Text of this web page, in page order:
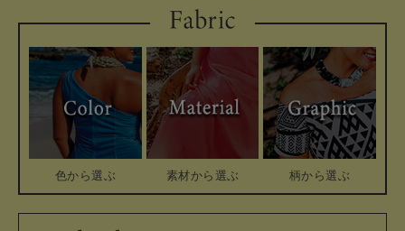
色から選ぶ 素材から選ぶ 柄から選ぶ